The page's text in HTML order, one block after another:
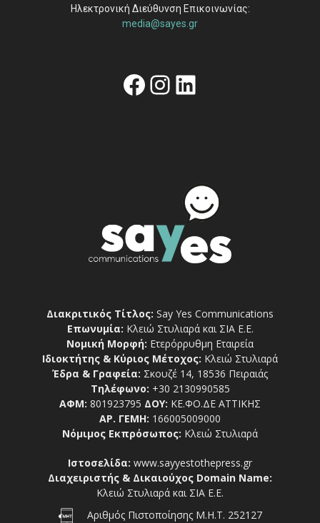
Ηλεκτρονική Διεύθυνση Επικοινωνίας:
media@sayes.gr
Facebook
Instagram
Linkedin
Διακριτικός Τίτλος: Say Yes Communications
Επωνυμία: Κλειώ Στυλιαρά και ΣΙΑ Ε.Ε.
Νομική Μορφή: Ετερόρρυθμη Εταιρεία
Ιδιοκτήτης & Κύριος Μέτοχος: Κλειώ Στυλιαρά
Έδρα & Γραφεία: Σκουζέ 14, 18536 Πειραιάς
Τηλέφωνο: +30 2130990585
ΑΦΜ: 801923795 ΔΟΥ: ΚΕ.ΦΟ.ΔΕ ΑΤΤΙΚΗΣ
ΑΡ. ΓΕΜΗ: 166005009000
Νόμιμος Εκπρόσωπος: Κλειώ Στυλιαρά
Ιστοσελίδα: www.sayyestothepress.gr
Διαχειριστής & Δικαιούχος Domain Name:
Κλειώ Στυλιαρά και ΣΙΑ Ε.Ε.
Αριθμός Πιστοποίησης Μ.Η.Τ. 252127